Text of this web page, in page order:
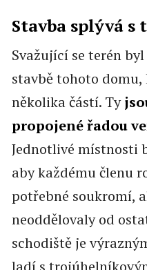
Stavba splývá s
Svažující se terén
stavbě tohoto
několika částí. Ty
propojené řadou
Jednotlivé místnosti
aby každému členu
potřebné soukromí,
neoddělovaly od
schodiště je